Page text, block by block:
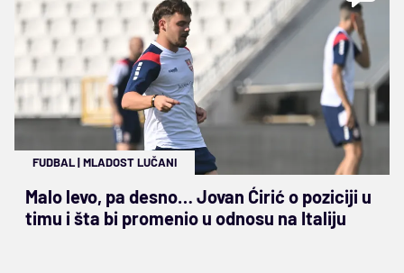
FUDBAL|MLADOST LUČANI
Malo levo, pa desno… Jovan Ćirić o poziciji u
timu i šta bi promenio u odnosu na Italiju